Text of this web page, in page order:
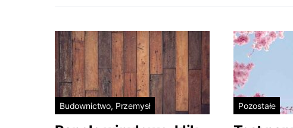
Budownictwo, Przemysł Pozostałe